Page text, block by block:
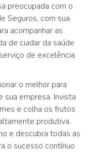
preocupada com o
Seguros, com sua
acompanhar as
de cuidar da saúde
de excelência
o melhor para
sua empresa. Invista
e colha os frutos
produtiva.
e descubra todas as
o sucesso contínuo